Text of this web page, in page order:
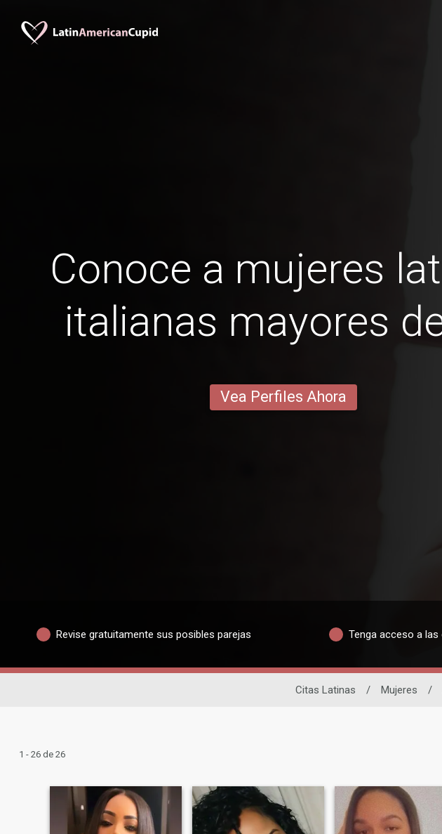
Conoce a mujeres
italianas mayores
Vea Perfiles Ahora
Revise gratuitamente sus posibles parejas Tenga acceso a
Citas Latinas / Mujeres /
1 - 26 de 26